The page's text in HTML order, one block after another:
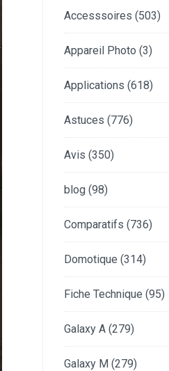
Accesssoires (503)
Appareil Photo (3)
Applications (618)
Astuces (776)
Avis (350)
blog (98)
Comparatifs (736)
Domotique (314)
Fiche Technique (95)
Galaxy A (279)
Galaxy M (279)